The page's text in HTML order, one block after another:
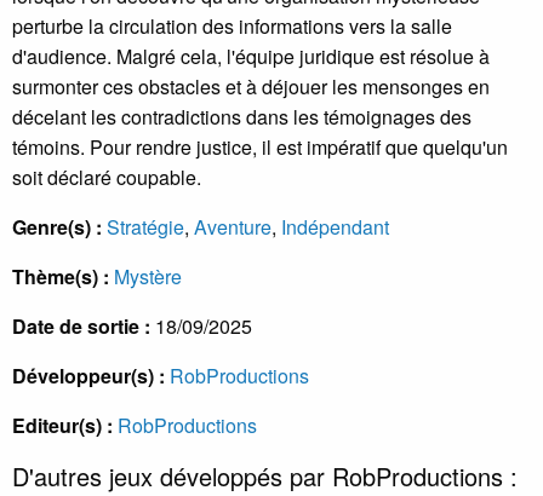
perturbe la circulation des informations vers la salle
d'audience. Malgré cela, l'équipe juridique est résolue à
surmonter ces obstacles et à déjouer les mensonges en
décelant les contradictions dans les témoignages des
témoins. Pour rendre justice, il est impératif que quelqu'un
soit déclaré coupable.
Genre(s) : Stratégie, Aventure, Indépendant
Thème(s) : Mystère
Date de sortie : 18/09/2025
Développeur(s) : RobProductions
Editeur(s) : RobProductions
D'autres jeux développés par RobProductions :